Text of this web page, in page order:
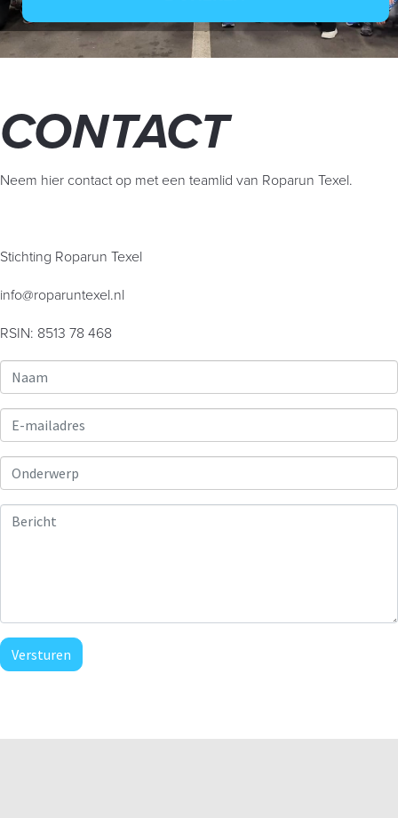
CONTACT
Neem hier contact op met een teamlid van Roparun Texel.
Stichting Roparun Texel
info@roparuntexel.nl
RSIN: 8513 78 468
Versturen